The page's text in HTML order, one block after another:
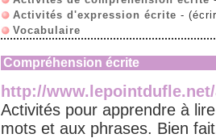
Activités d'expression écrite -
Vocabulaire
Compréhension écrite
http://
Activités pour apprendre à
mots et aux phrases. Bien